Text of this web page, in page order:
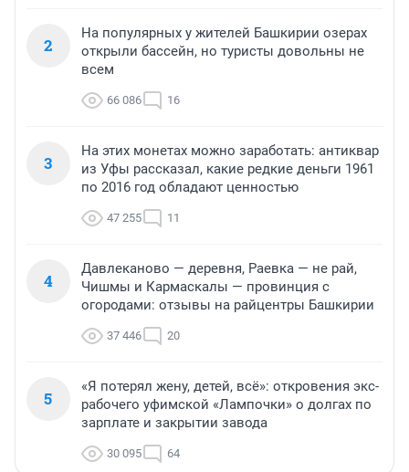
2
На популярных у жителей Башкирии озерах
открыли бассейн, но туристы довольны не
всем
66 086 16
3
На этих монетах можно заработать: антиквар
из Уфы рассказал, какие редкие деньги 1961
по 2016 год обладают ценностью
47 255 11
4
Давлеканово — деревня, Раевка — не рай,
Чишмы и Кармаскалы — провинция с
огородами: отзывы на райцентры Башкирии
37 446 20
5
«Я потерял жену, детей, всё»: откровения экс-
рабочего уфимской «Лампочки» о долгах по
зарплате и закрытии завода
30 095 64